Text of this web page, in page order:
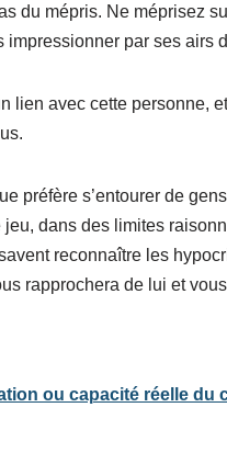
du mépris. Ne méprisez
par ses airs
lien avec cette personne,
préfère s’entourer de
dans des limites
reconnaître les
rapprochera de lui et
ou capacité réelle du